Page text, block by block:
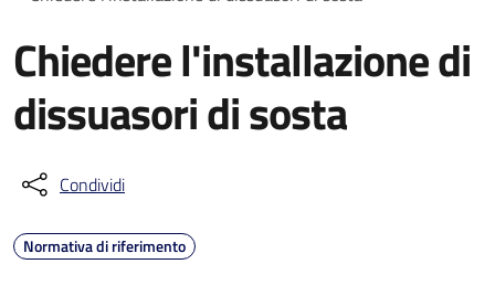
Chiedere l'installazione di
dissuasori di sosta
Condividi
Normativa di riferimento